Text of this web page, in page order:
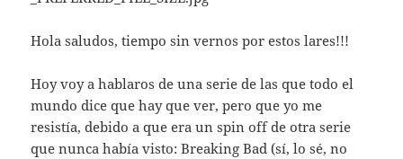
Hola saludos, tiempo sin vernos por estos lares!!!
Hoy voy a hablaros de una serie de las que todo el
mundo dice que hay que ver, pero que yo me
resistía, debido a que era un spin off de otra serie
que nunca había visto: Breaking Bad (sí, lo sé, no